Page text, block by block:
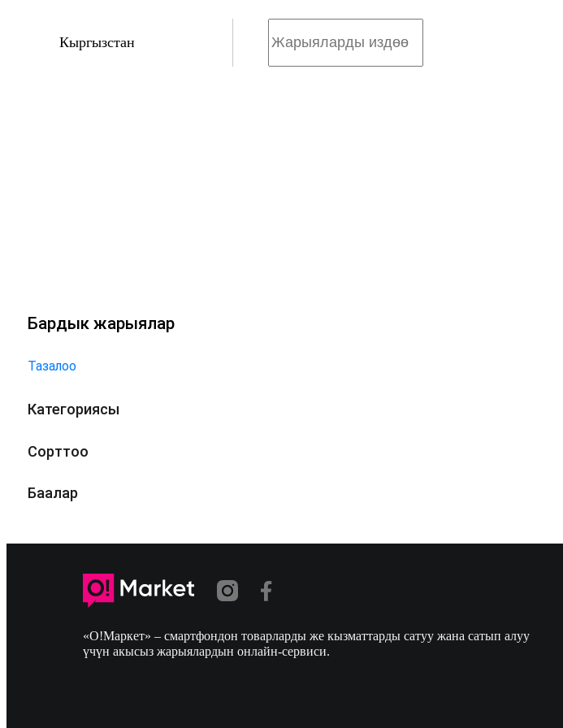
Кыргызстан
Бардык жарыялар
Тазалоо
Категориясы
Сорттоо
Баалар
«О!Маркет» – смартфондон товарларды же кызматтарды сатуу жана сатып алуу
үчүн акысыз жарыялардын онлайн-сервиси.